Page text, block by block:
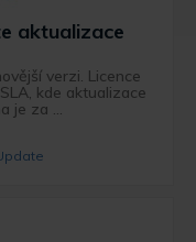
aktualizace
verzi. Licence
kde aktualizace
je za ...